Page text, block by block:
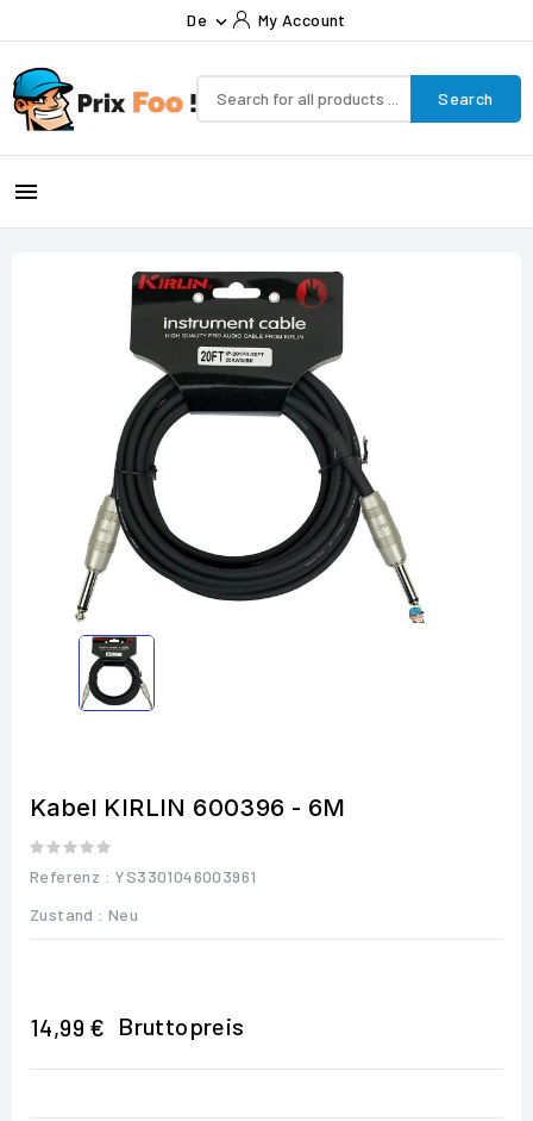
De  My Account
Search

Kabel KIRLIN 600396 - 6M
Referenz : YS3301046003961
Zustand : Neu
14,99 € Bruttopreis